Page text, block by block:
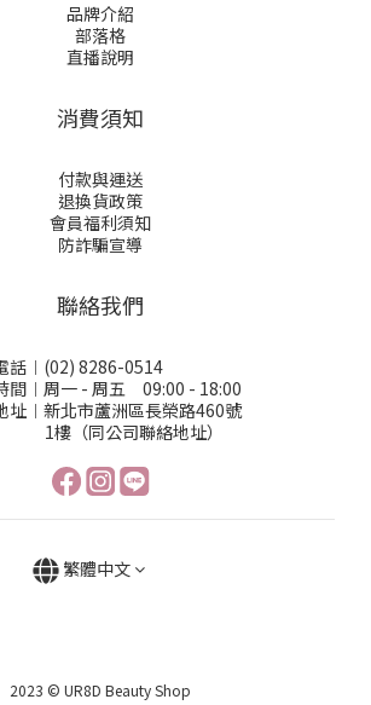
品牌介紹
部落格
直播說明
消費須知
付款與運送
退換貨政策
會員福利須知
防詐騙宣導
聯絡我們
話︱(02) 8286-0514
間︱周一 - 周五 09:00 - 18:00
址︱新北市蘆洲區長榮路460號
（同公司聯絡地址）
繁體中文
2023 © UR8D Beauty Shop